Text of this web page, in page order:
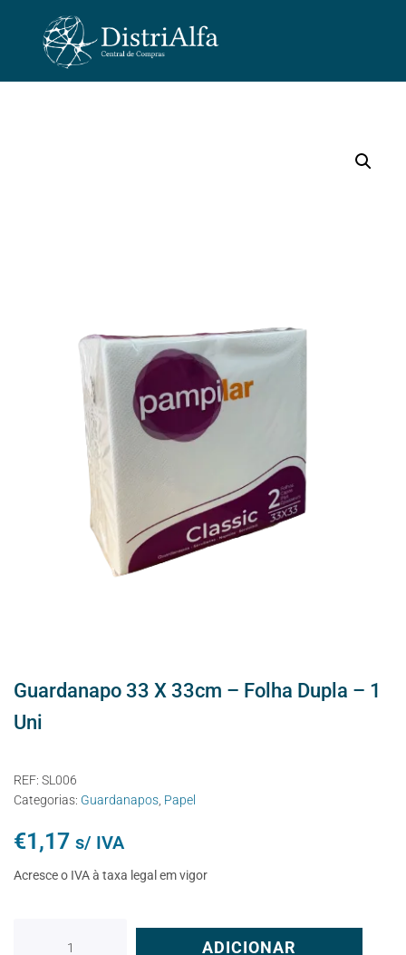
Guardanapo 33 X 33cm – Folha Dupla – 1
Uni
REF: SL006
Categorias: Guardanapos Papel
€1,17 s/ IVA
Acresce o IVA à taxa legal em vigor
ADICIONAR